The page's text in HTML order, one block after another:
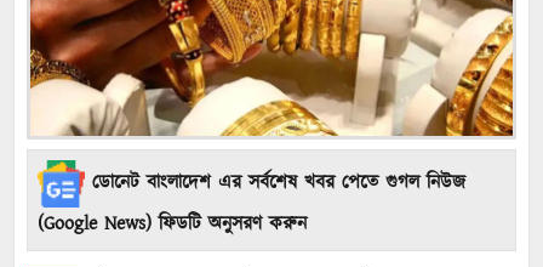
ডোনেট বাংলাদেশ এর সর্বশেষ খবর পেতে গুগল নিউজ
(Google News) ফিডটি অনুসরণ করুন